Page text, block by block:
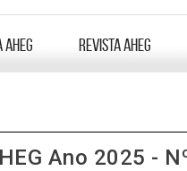
Revista AHEG
Ano 2025 -